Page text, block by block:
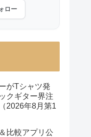
ロー
がTシャツ発
クギター界注
2026年8月第1
比較アプリ公